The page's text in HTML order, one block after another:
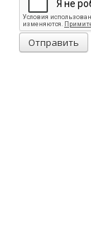
Отправить